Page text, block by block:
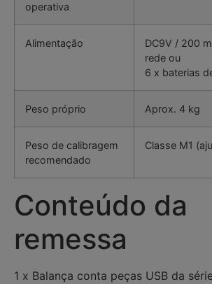
operativa
Alimentação
DC9V / 200
rede ou
6 x baterias
Peso próprio Aprox. 4 kg
Peso de calibragem
recomendado
Classe M1
Conteúdo da
remessa
1 x Balança conta peças USB da